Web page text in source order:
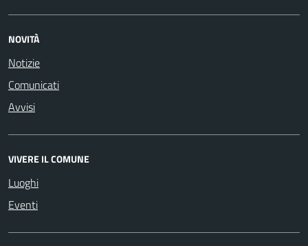
NOVITÀ
Notizie
Comunicati
Avvisi
VIVERE IL COMUNE
Luoghi
Eventi